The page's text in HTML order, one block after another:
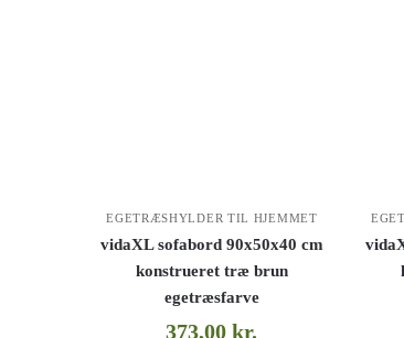
EGETRÆSHYLDER TIL HJEMMET
vidaXL sofabord 90x50x40 cm
konstrueret træ brun
egetræsfarve
373,00kr.